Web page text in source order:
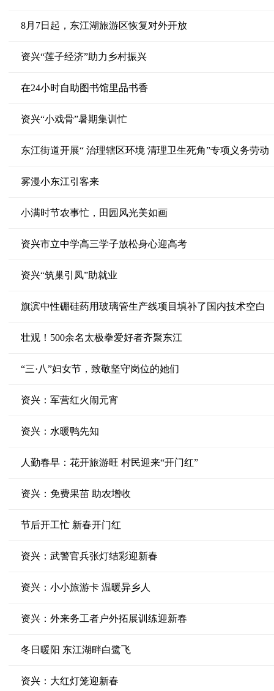
8月7日起，东江湖旅游区恢复对外开放
资兴“莲子经济”助力乡村振兴
在24小时自助图书馆里品书香
资兴“小戏骨”暑期集训忙
东江街道开展“ 治理辖区环境 清理卫生死角”专项义务劳动
雾漫小东江引客来
小满时节农事忙，田园风光美如画
资兴市立中学高三学子放松身心迎高考
资兴“筑巢引凤”助就业
旗滨中性硼硅药用玻璃管生产线项目填补了国内技术空白
壮观！500余名太极拳爱好者齐聚东江
“三·八”妇女节，致敬坚守岗位的她们
资兴：军营红火闹元宵
资兴：水暖鸭先知
人勤春早：花开旅游旺 村民迎来“开门红”
资兴：免费果苗 助农增收
节后开工忙 新春开门红
资兴：武警官兵张灯结彩迎新春
资兴：小小旅游卡 温暖异乡人
资兴：外来务工者户外拓展训练迎新春
冬日暖阳 东江湖畔白鹭飞
资兴：大红灯笼迎新春